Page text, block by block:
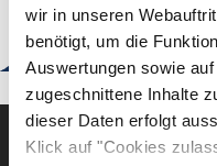
wir in unseren
benötigt, um die
Auswertungen sowie
zugeschnittene Inhalte
dieser Daten erfolgt
Klick auf "Cookies
Good to know
Deutsch English